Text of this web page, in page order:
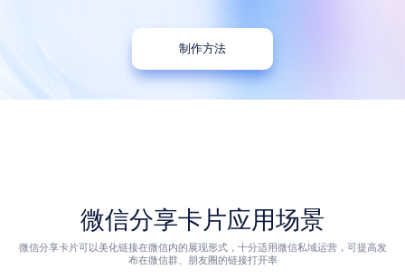
制作方法
微信分享卡片应用场景
微信分享卡片可以美化链接在微信内的展现形式，十分适用微信私域运营，可提高发
布在微信群、朋友圈的链接打开率